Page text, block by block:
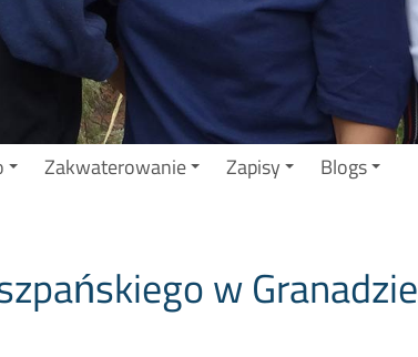
Zakwaterowanie Zapisy Blogs
w Granadzie